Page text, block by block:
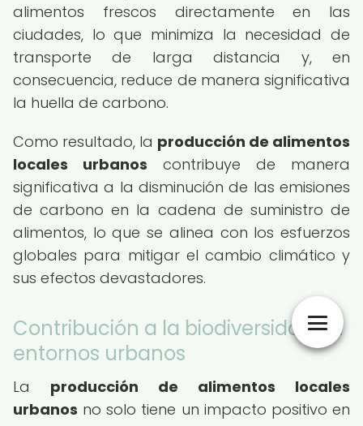
alimentos frescos directamente en las
ciudades, lo que minimiza la necesidad de
transporte de larga distancia y, en
consecuencia, reduce de manera significativa
la huella de carbono.
Como resultado, la producción de alimentos
locales urbanos contribuye de manera
significativa a la disminución de las emisiones
de carbono en la cadena de suministro de
alimentos, lo que se alinea con los esfuerzos
globales para mitigar el cambio climático y
sus efectos devastadores.
Contribución a la biodiversidad en
entornos urbanos
La producción de alimentos locales
urbanos no solo tiene un impacto positivo en